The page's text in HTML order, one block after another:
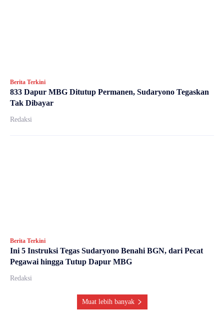
Berita Terkini
833 Dapur MBG Ditutup Permanen, Sudaryono Tegaskan
Tak Dibayar
Redaksi
Berita Terkini
Ini 5 Instruksi Tegas Sudaryono Benahi BGN, dari Pecat
Pegawai hingga Tutup Dapur MBG
Redaksi
Muat lebih banyak